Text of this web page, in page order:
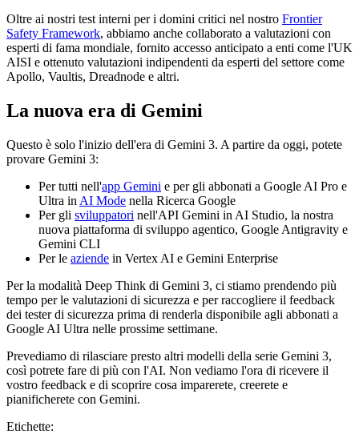
Oltre ai nostri test interni per i domini critici nel nostro Frontier
Safety Framework, abbiamo anche collaborato a valutazioni con
esperti di fama mondiale, fornito accesso anticipato a enti come l'UK
AISI e ottenuto valutazioni indipendenti da esperti del settore come
Apollo, Vaultis, Dreadnode e altri.
La nuova era di Gemini
Questo è solo l'inizio dell'era di Gemini 3. A partire da oggi, potete
provare Gemini 3:
Per tutti nell'app Gemini e per gli abbonati a Google AI Pro e
Ultra in AI Mode nella Ricerca Google
Per gli sviluppatori nell'API Gemini in AI Studio, la nostra
nuova piattaforma di sviluppo agentico, Google Antigravity e
Gemini CLI
Per le aziende in Vertex AI e Gemini Enterprise
Per la modalità Deep Think di Gemini 3, ci stiamo prendendo più
tempo per le valutazioni di sicurezza e per raccogliere il feedback
dei tester di sicurezza prima di renderla disponibile agli abbonati a
Google AI Ultra nelle prossime settimane.
Prevediamo di rilasciare presto altri modelli della serie Gemini 3,
così potrete fare di più con l'AI. Non vediamo l'ora di ricevere il
vostro feedback e di scoprire cosa imparerete, creerete e
pianificherete con Gemini.
Etichette: